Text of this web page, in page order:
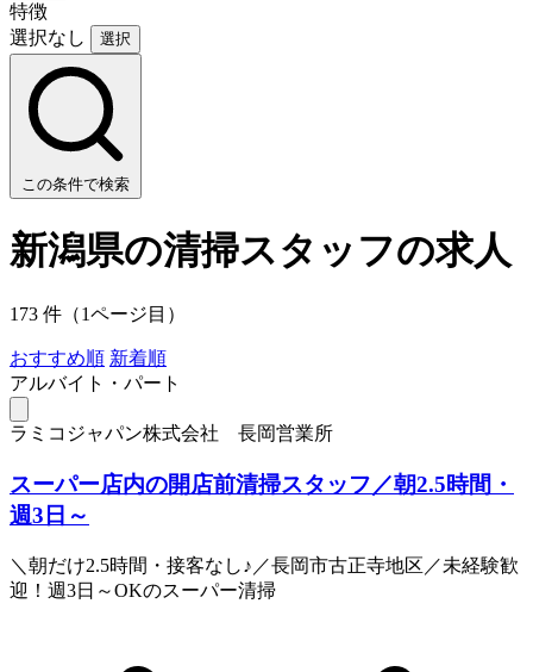
特徴
選択なし
選択
この条件で検索
新潟県の清掃スタッフの求人
173 件（1ページ目）
おすすめ順 新着順
アルバイト・パート
ラミコジャパン株式会社 長岡営業所
スーパー店内の開店前清掃スタッフ／朝2.5時間・
週3日～
＼朝だけ2.5時間・接客なし♪／長岡市古正寺地区／未経験歓
迎！週3日～OKのスーパー清掃